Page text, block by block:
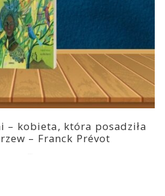
– kobieta, która posadziła
– Franck Prévot